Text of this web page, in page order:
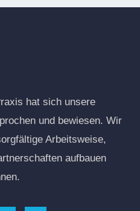
hat sich unsere
und bewiesen. Wir
Arbeitsweise,
aufbauen
.